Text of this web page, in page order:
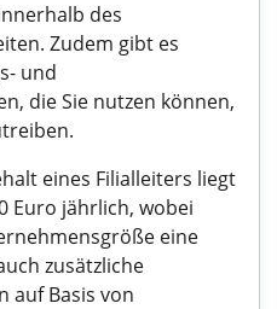
des
Zudem gibt es
und
die Sie nutzen können,
eines Filialleiters liegt
Euro jährlich, wobei
eine
zusätzliche
auf Basis von